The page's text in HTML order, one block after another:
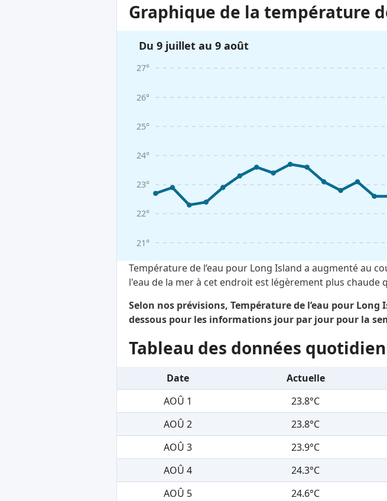
Graphique de la température
Du 9 juillet au 9 août
21°
22°
23°
24°
25°
26°
27°
Température de l’eau pour Long Island a augmenté au
l'eau de la mer à cet endroit est légèrement plus chaude
Selon nos prévisions, Température de l’eau pour
dessous pour les informations jour par jour pour la
Tableau des données
Date Actuelle
AOÛ 1
23.8°C
AOÛ 2
23.8°C
AOÛ 3
23.9°C
AOÛ 4
24.3°C
AOÛ 5
24.6°C